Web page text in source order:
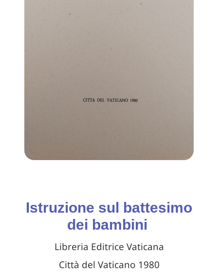
Istruzione sul battesimo
dei bambini
Libreria Editrice Vaticana
Città del Vaticano 1980